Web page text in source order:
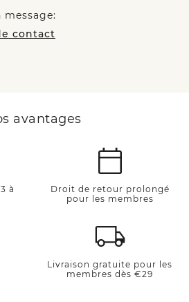
contact
avantages
à
Droit de retour prolongé
pour les membres
Livraison gratuite pour les
membres dès €29